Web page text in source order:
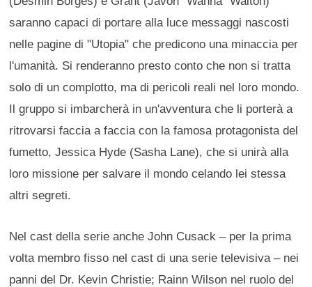
saranno capaci di portare alla luce messaggi nascosti
nelle pagine di "Utopia" che predicono una minaccia per
l'umanità. Si renderanno presto conto che non si tratta
solo di un complotto, ma di pericoli reali nel loro mondo.
Il gruppo si imbarcherà in un'avventura che li porterà a
ritrovarsi faccia a faccia con la famosa protagonista del
fumetto, Jessica Hyde (Sasha Lane), che si unirà alla
loro missione per salvare il mondo celando lei stessa
altri segreti.
Nel cast della serie anche John Cusack – per la prima
volta membro fisso nel cast di una serie televisiva – nei
panni del Dr. Kevin Christie; Rainn Wilson nel ruolo del